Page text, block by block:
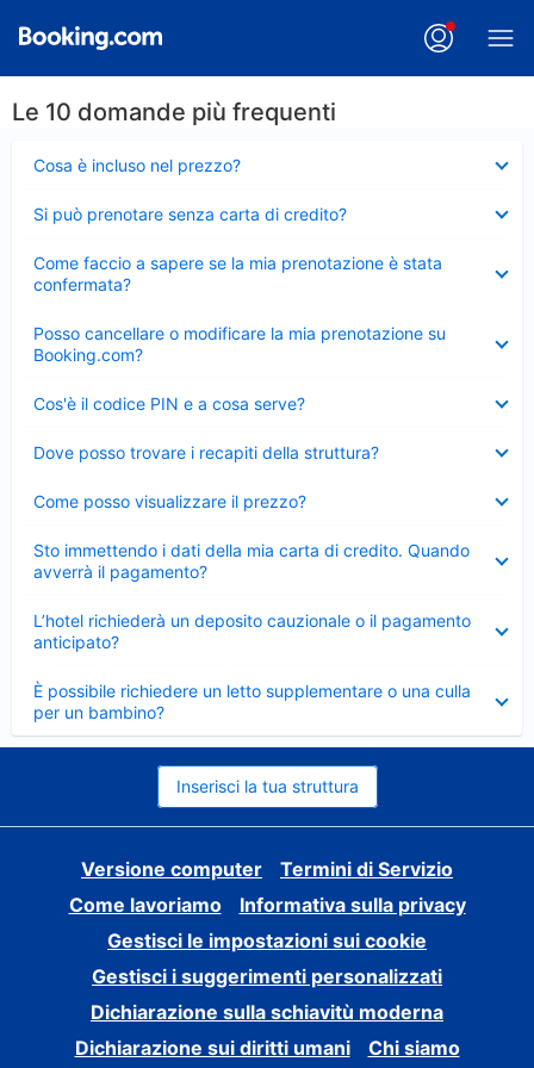
Le 10 domande più frequenti
Cosa è incluso nel prezzo?
chiuso
Si può prenotare senza carta di credito?
chiuso
Come faccio a sapere se la mia prenotazione è stata
confermata?
chiuso
Posso cancellare o modificare la mia prenotazione su
Booking.com?
chiuso
Cos'è il codice PIN e a cosa serve?
chiuso
Dove posso trovare i recapiti della struttura?
chiuso
Come posso visualizzare il prezzo?
chiuso
Sto immettendo i dati della mia carta di credito. Quando
avverrà il pagamento?
chiuso
L’hotel richiederà un deposito cauzionale o il pagamento
anticipato?
chiuso
È possibile richiedere un letto supplementare o una culla
per un bambino?
Elemento
chiuso
Inserisci la tua struttura
Versione computer
Termini di Servizio
Come lavoriamo
Informativa sulla privacy
Gestisci le impostazioni sui cookie
Gestisci i suggerimenti personalizzati
Dichiarazione sulla schiavitù moderna
Dichiarazione sui diritti umani
Chi siamo